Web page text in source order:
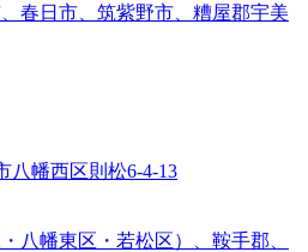
春日市、筑紫野市、糟屋郡宇美
八幡西区則松6-4-13
八幡東区・若松区）、鞍手郡、